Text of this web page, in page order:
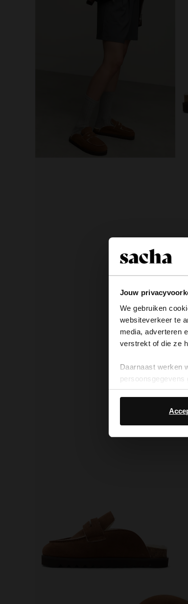
Jouw
We gebruiken
websiteverkeer te
media, adverteren
verstrekt of die ze
Daarnaast werken
persoonsgegevens